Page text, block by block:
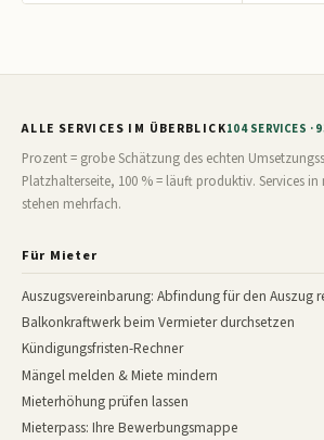
ALLE SERVICES IM ÜBERBLICK104 SERVICES ·
Prozent = grobe Schätzung des echten
Platzhalterseite, 100 % = läuft produktiv. Services in
stehen mehrfach.
Für Mieter
Auszugsvereinbarung: Abfindung für den Auszug
Balkonkraftwerk beim Vermieter durchsetzen
Kündigungsfristen-Rechner
Mängel melden & Miete mindern
Mieterhöhung prüfen lassen
Mieterpass: Ihre Bewerbungsmappe